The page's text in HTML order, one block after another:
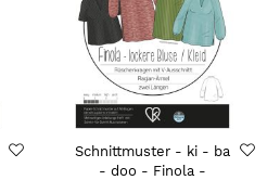
Schnittmuster - ki - ba
- doo - Finola -